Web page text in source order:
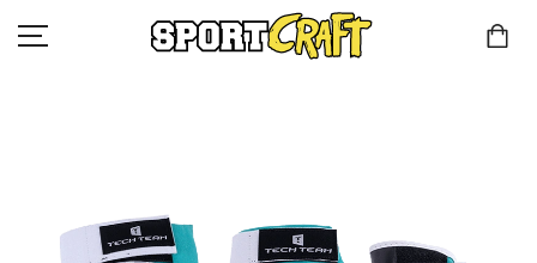
КАТАЛОГ